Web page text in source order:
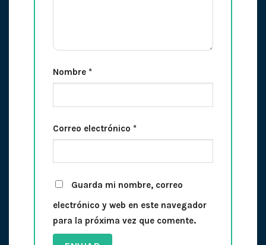
Nombre *
Correo electrónico *
Guarda mi nombre, correo
electrónico y web en este navegador
para la próxima vez que comente.